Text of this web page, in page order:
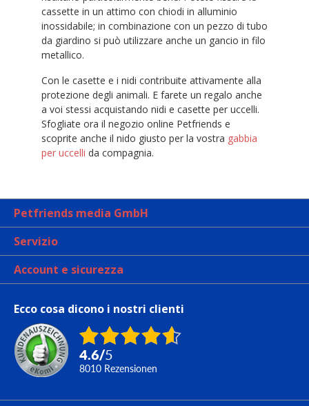
cassette in un attimo con chiodi in alluminio
inossidabile; in combinazione con un pezzo di tubo
da giardino si può utilizzare anche un gancio in filo
metallico.
Con le casette e i nidi contribuite attivamente alla
protezione degli animali. E farete un regalo anche
a voi stessi acquistando nidi e casette per uccelli.
Sfogliate ora il negozio online Petfriends e
scoprite anche il nido giusto per la vostra gabbia
per uccelli da compagnia.
Petfriends media GmbH
Servizio
Account e sicurezza
Ecco cosa dicono i nostri clienti
4.6/5
8010 Rezensionen